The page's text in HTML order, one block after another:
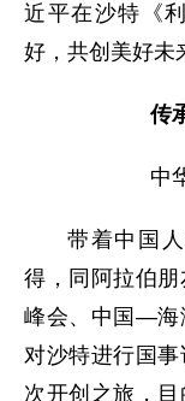
近平在沙特《
好，共创美好未
传
中
带着中国
得，同阿拉伯
峰会、中国—海
对沙特进行国
次开创之旅，